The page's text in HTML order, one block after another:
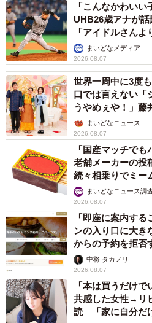
「こんなかわい
UHB26歳アナが
「アイドルさん
か」まいどなメディア
2026.08.07
世界一周中に3度
口では言えない「
うやめぇや！」藤
ん】まいどなニュース
2026.08.07
「国産マッチで
老舗メーカーの
続々相乗りでミー
まいどなニュース調
2026.08.07
「即座に案内す
ンの入り口に大
からの予約を拒否
中将 タカノリ
2026.08.07
「本は買うだけ
共感した女性→リ
読 「家に自分だ